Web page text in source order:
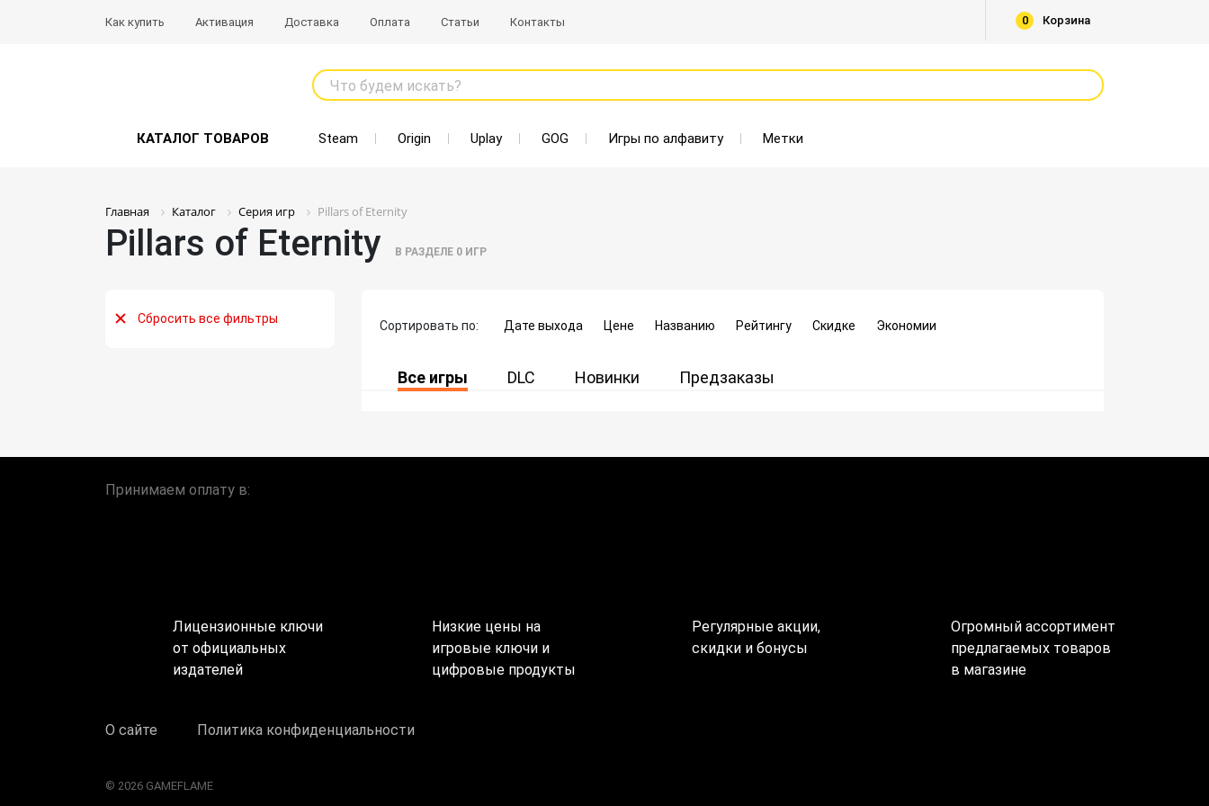
Как купить Активация Доставка Оплата Статьи Контакты Корзина
0
Что будем искать?
КАТАЛОГ ТОВАРОВ Steam Origin Uplay GOG Игры по алфавиту Метки
Главная Каталог Серия игр Pillars of Eternity
Pillars of Eternity В РАЗДЕЛЕ 0 ИГР
Сбросить все фильтры Сортировать по: Дате выхода Цене Названию Рейтингу Скидке Экономии
Все игры DLC Новинки Предзаказы
Принимаем оплату в:
Лицензионные ключи
от официальных
издателей
Низкие цены на
игровые ключи и
цифровые продукты
Регулярные акции,
скидки и бонусы
Огромный ассортимент
предлагаемых товаров
в магазине
О сайте Политика конфиденциальности
© 2026 GAMEFLAME